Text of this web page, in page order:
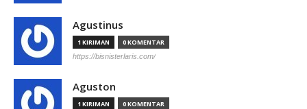
Agustinus
1 KIRIMAN 0 KOMENTAR
https://bisnisterlaris.com/
Aguston
1 KIRIMAN 0 KOMENTAR